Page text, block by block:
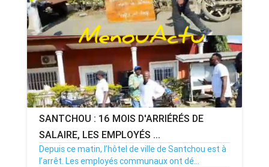
SANTCHOU : 16 MOIS D'ARRIÉRÉS DE
SALAIRE, LES EMPLOYÉS ...
Depuis ce matin, l’hôtel de ville de Santchou est à
l’arrêt. Les employés communaux ont dé...